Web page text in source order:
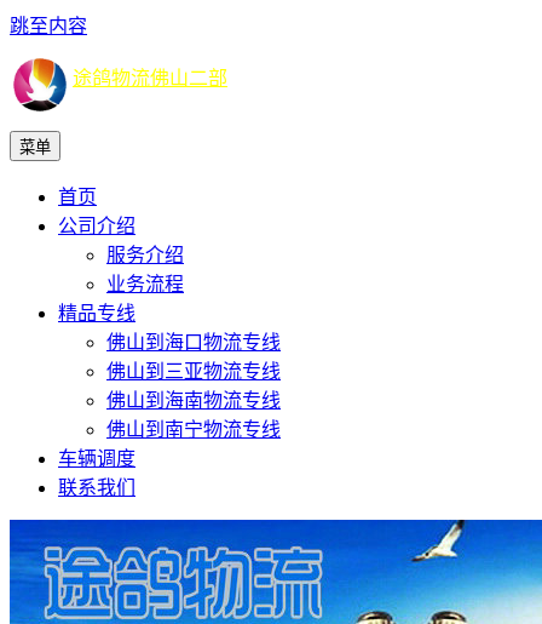
跳至内容
途鸽物流佛山二部
菜单
首页
公司介绍
服务介绍
业务流程
精品专线
佛山到海口物流专线
佛山到三亚物流专线
佛山到海南物流专线
佛山到南宁物流专线
车辆调度
联系我们